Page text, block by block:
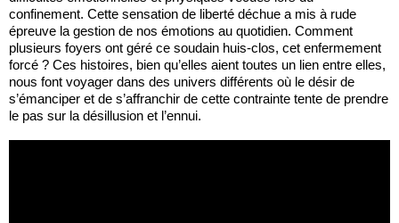
confinement. Cette sensation de liberté déchue a mis à rude
épreuve la gestion de nos émotions au quotidien. Comment
plusieurs foyers ont géré ce soudain huis-clos, cet enfermement
forcé ? Ces histoires, bien qu’elles aient toutes un lien entre elles,
nous font voyager dans des univers différents où le désir de
s’émanciper et de s’affranchir de cette contrainte tente de prendre
le pas sur la désillusion et l’ennui.